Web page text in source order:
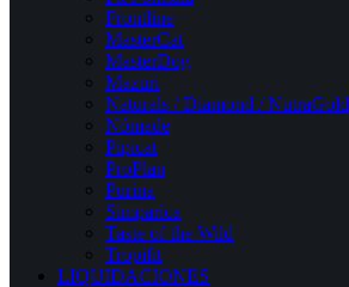
Frontline
MasterCat
MasterDog
Mazuri
Naturals / Diamond / NutraGold
Nómade
Pipicat
ProPlan
Purina
Simparica
Taste of the Wild
Tropifit
LIQUIDACIONES